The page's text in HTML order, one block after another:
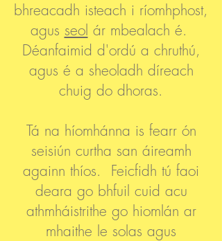
bhreacadh isteach i ríomhphost,
agus seol ár mbealach é.
Déanfaimid d'ordú a chruthú,
agus é a sheoladh díreach
chuig do dhoras.
Tá na híomhánna is fearr ón
seisiún curtha san áireamh
againn thíos. Feicfidh tú faoi
deara go bhfuil cuid acu
athmháistrithe go hiomlán ar
mhaithe le solas agus